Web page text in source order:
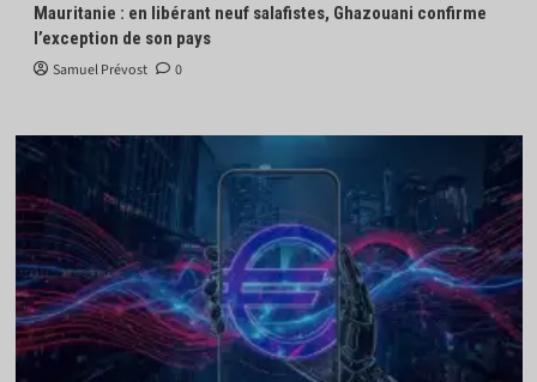
Mauritanie : en libérant neuf salafistes, Ghazouani confirme
l’exception de son pays
Samuel Prévost 0